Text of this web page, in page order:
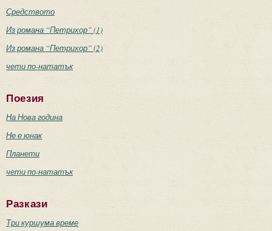
Средството
Из романа “Петрихор” (1)
Из романа “Петрихор” (2)
чети по-нататък
Поезия
На Нова година
Не е юнак
Планети
чети по-нататък
Разкази
Три куршума време